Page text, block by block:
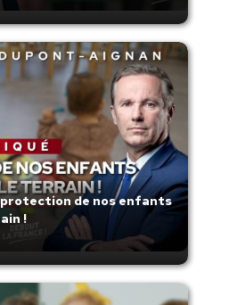
protection de nos enfants
!